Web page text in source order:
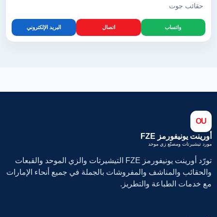
حقائب جوت
واتساب اتصال البريد الإلكتروني
OU
أورينت يونيفورمز FZE
مورد تيشيرتات ومصنّع زي موحد
تورّد أورينت يونيفورمز FZE التيشيرتات والزي الموحد والقبعات
والحقائب والمناشف والمفروشات بالجملة في جميع أنحاء الإمارات
مع خدمات الطباعة والتطريز.